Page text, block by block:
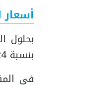
أسعار
بنسبة 0.24% ليسجل 71.95 دولارًا للبرميل.